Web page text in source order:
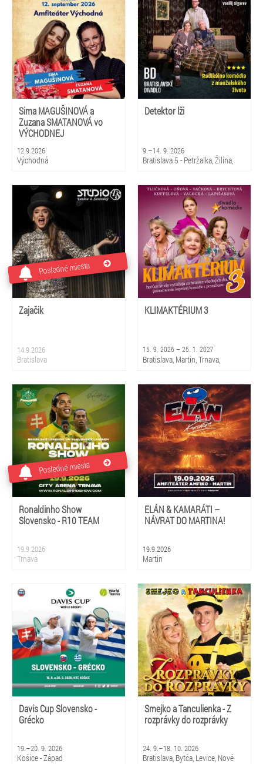
Sima MAGUŠINOVÁ a
Zuzana SMATANOVÁ vo
VÝCHODNEJ
12.9.2026
Východná
Detektor lži
9.–14. 9. 2026
Bratislava 5 - Petržalka, Žilina,
Posledné miesta
Zajačik
14.9.2026
Bratislava
KLIMAKTÉRIUM 3
15. 9. 2026 – 25. 1. 2027
Bratislava, Martin, Trnava,
Mikuláš, Košice, Prešov, Banská
Bystrica, Žilina
Posledné miesta
Ronaldinho Show
Slovensko - R10 TEAM
19.9.2026
Trnava
ELÁN & KAMARÁTI –
NÁVRAT DO MARTINA!
19.9.2026
Martin
Davis Cup Slovensko -
Grécko
19.–20. 9. 2026
Košice - Západ
Smejko a Tanculienka - Z
rozprávky do rozprávky
24. 9.–18. 10. 2026
Bratislava, Bytča, Levice, Nové